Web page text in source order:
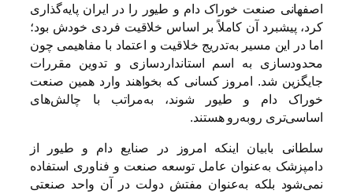
اصفهانی صنعت خوراک دام و طیور را در ایران پایه‌گذاری
کرد، پیشبرد آن کاملاً بر اساس خلاقیت فردی خودش بود؛
اما در این مسیر به‌تدریج خلاقیت و اعتماد با مفاهیمی چون
محدودسازی به اسم استانداردسازی و تدوین مقررات
جایگزین شد. امروز کسانی که بخواهند وارد همین صنعت
خوراک دام و طیور شوند، به‌مراتب با چالش‌های
اساسی‌تری روبه‌رو هستند.
سلطانی بابیان اینکه امروز در صنایع دام و طیور از
دامپزشک به‌عنوان عامل توسعه صنعت و فناوری استفاده
نمی‌شود بلکه به‌عنوان مفتش دولت در آن واحد صنعتی